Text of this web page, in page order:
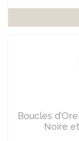
Boucles
Noire